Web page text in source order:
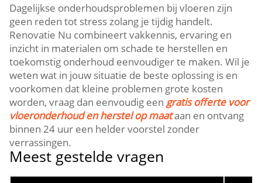
Dagelijkse onderhoudsproblemen bij vloeren zijn
geen reden tot stress zolang je tijdig handelt.​
Renovatie Nu combineert vakkennis, ervaring en
inzicht in materialen om schade te herstellen en
toekomstig onderhoud eenvoudiger te maken.​ Wil je
weten wat in jouw situatie de beste oplossing is en
voorkomen dat kleine problemen grote kosten
worden, vraag dan eenvoudig een gratis offerte voor
vloeronderhoud en herstel op maataan en ontvang
binnen 24 uur een helder voorstel zonder
verrassingen.​
Meest gestelde vragen